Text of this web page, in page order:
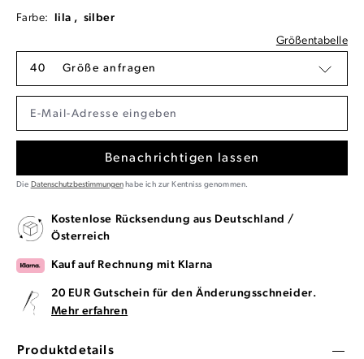
Farbe: lila , silber
Größentabelle
40 Größe anfragen
Benachrichtigen lassen
Die Datenschutzbestimmungenhabe ich zur Kentniss genommen.
Kostenlose Rücksendung aus Deutschland /
Österreich
Kauf auf Rechnung mit Klarna
20 EUR Gutschein für den Änderungsschneider.
Mehr erfahren
Produktdetails